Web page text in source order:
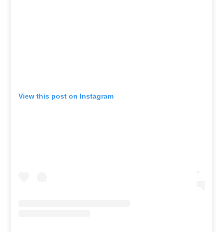
View this post on Instagram